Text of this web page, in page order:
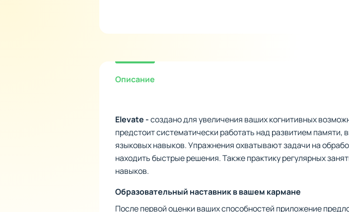
Описание
Elevate -создано для увеличения ваших когнитивных
предстоит систематически работать над развитием
языковых навыков. Упражнения охватывают задачи на
находить быстрые решения. Также практику регулярных
навыков.
Образовательный наставник в вашем кармане
После первой оценки ваших способностей приложение